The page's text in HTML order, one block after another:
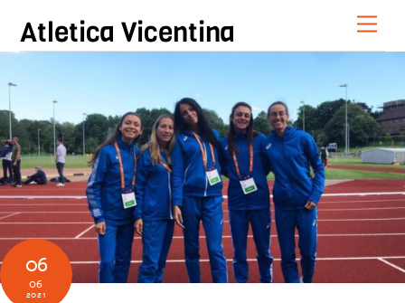
content
Atletica Vicentina
06
06
2021